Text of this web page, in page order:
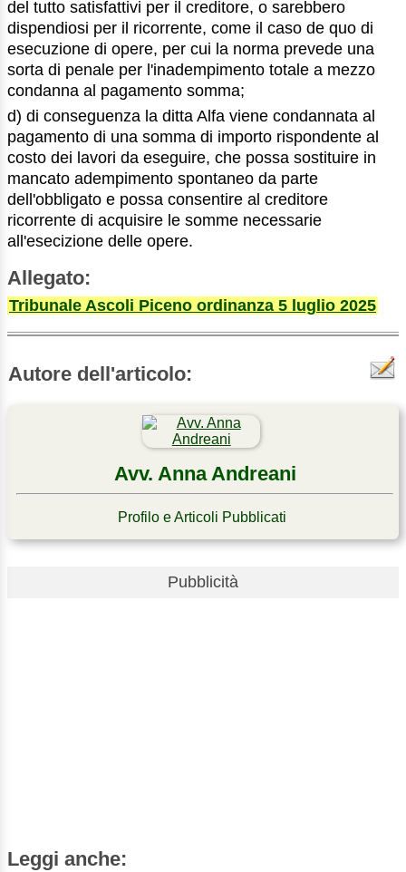
del tutto satisfattivi per il creditore, o sarebbero
dispendiosi per il ricorrente, come il caso de quo di
esecuzione di opere, per cui la norma prevede una
sorta di penale per l'inadempimento totale a mezzo
condanna al pagamento somma;
d) di conseguenza la ditta Alfa viene condannata al
pagamento di una somma di importo rispondente al
costo dei lavori da eseguire, che possa sostituire in
mancato adempimento spontaneo da parte
dell'obbligato e possa consentire al creditore
ricorrente di acquisire le somme necessarie
all'esecizione delle opere.
Allegato:
Tribunale Ascoli Piceno ordinanza 5 luglio 2025
Autore dell'articolo:
Avv. Anna Andreani
Profilo e Articoli Pubblicati
Pubblicità
Leggi anche: